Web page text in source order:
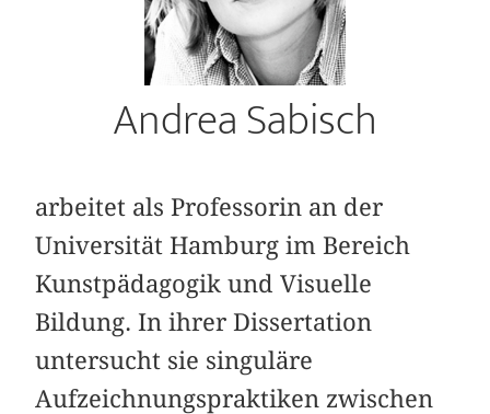
Andrea Sabisch
arbeitet als Professorin an der
Universität Hamburg im Bereich
Kunstpädagogik und Visuelle
Bildung. In ihrer Dissertation
untersucht sie singuläre
Aufzeichnungspraktiken zwischen